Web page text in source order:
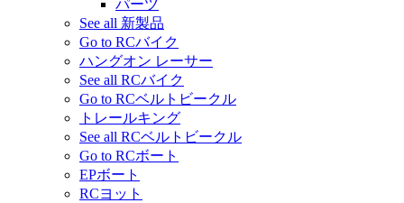
パーツ
See all 新製品
Go to RCバイク
ハングオン レーサー
See all RCバイク
Go to RCベルトビークル
トレールキング
See all RCベルトビークル
Go to RCボート
EPボート
RCヨット